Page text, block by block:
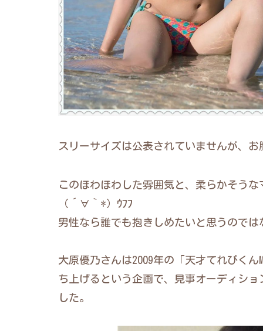
スリーサイズは公表されていませんが、お
このほわほわした雰囲気と、柔らかそう
（´∀｀*）ｳﾌﾌ
男性なら誰でも抱きしめたいと思うので
大原優乃さんは2009年の「天才てれびく
ち上げるという企画で、見事オーディショ
した。